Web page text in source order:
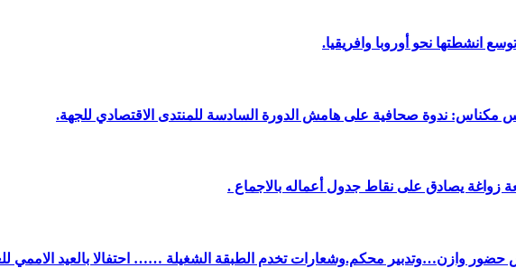
انشطتها نحو أوروبا وافريقيا.
مكناس: ندوة صحافية على هامش الدورة السادسة للمنتدى الاقتصادي للجهة.
زواغة يصادق على نقاط جدول أعماله بالاجماع .
بفاس حضور وازن…وتدبير محكم.وشعارات تخدم الطبقة الشغيلة …… احتفالا بالعيد الاممي